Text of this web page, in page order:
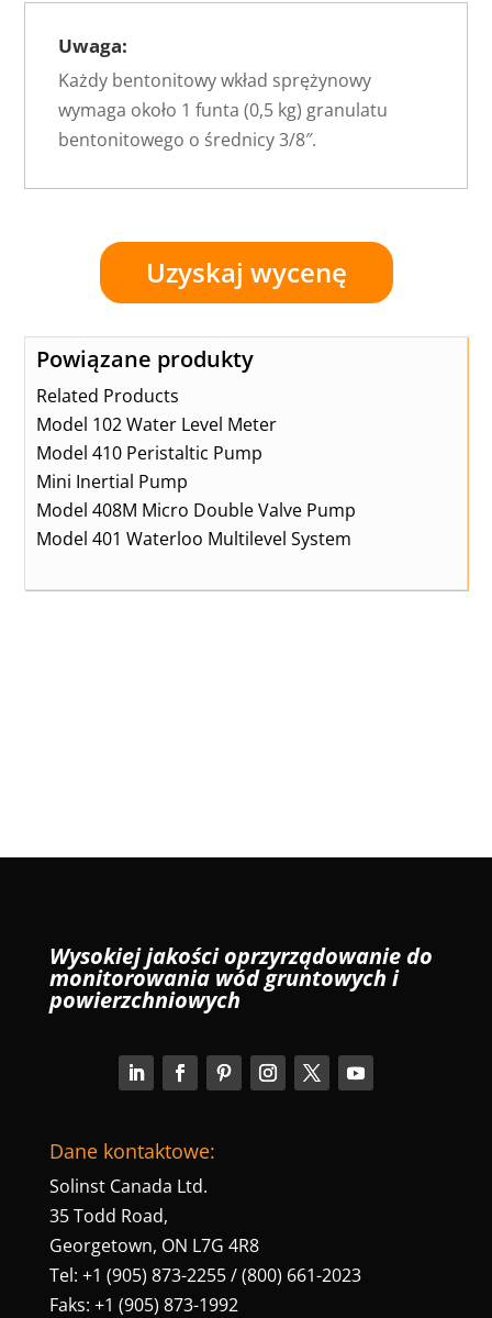
Uwaga:
Każdy bentonitowy wkład sprężynowy
wymaga około 1 funta (0,5 kg) granulatu
bentonitowego o średnicy 3/8″.
Uzyskaj wycenę
Powiązane produkty
Related Products
Model 102 Water Level Meter
Model 410 Peristaltic Pump
Mini Inertial Pump
Model 408M Micro Double Valve Pump
Model 401 Waterloo Multilevel System
Wysokiej jakości oprzyrządowanie do
monitorowania wód gruntowych i
powierzchniowych
Dane kontaktowe:
Solinst Canada Ltd.
35 Todd Road,
Georgetown, ON L7G 4R8
Tel: +1 (905) 873-2255 / (800) 661-2023
Faks: +1 (905) 873-1992